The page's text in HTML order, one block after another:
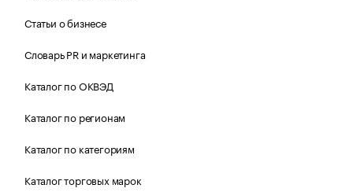
Статьи о бизнесе
Словарь PR и маркетинга
Каталог по ОКВЭД
Каталог по регионам
Каталог по категориям
Каталог торговых марок